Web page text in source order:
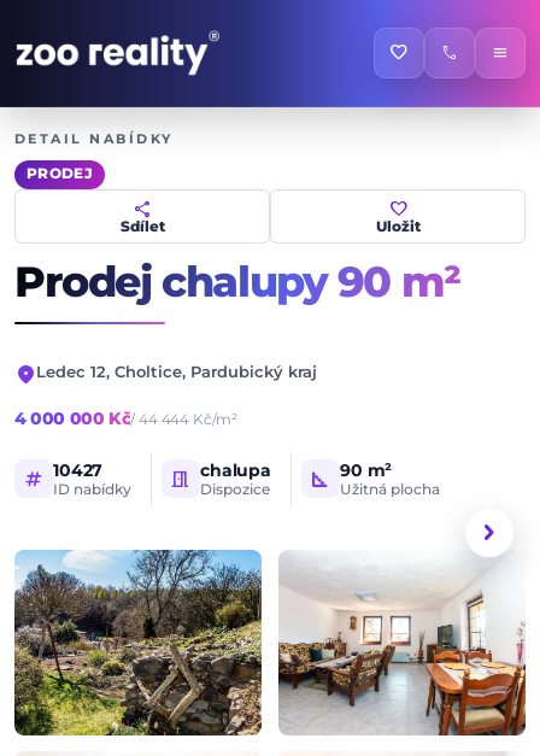
favorite call menu
DETAIL NABÍDKY
PRODEJ
share
Sdílet
favorite
Uložit
Prodej chalupy90 m²
location_on Ledec 12, Choltice, Pardubický kraj
4 000 000 Kč/ 44 444 Kč/m²
tag 10427
ID nabídky meeting_room chalupa
Dispozice square_foot 90 m²
Užitná plocha
HLAVNÍ FOTOGRAFIE
chevron_right